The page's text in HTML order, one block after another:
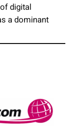
digital
a dominant